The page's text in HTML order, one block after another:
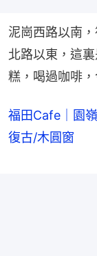
泥崗西路以南
北路以東，這
糕，喝過咖啡
福田Cafe｜園
復古/木圓窗